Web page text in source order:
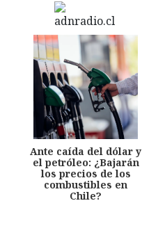
Ante caída del dólar y
el petróleo: ¿Bajarán
los precios de los
combustibles en
Chile?